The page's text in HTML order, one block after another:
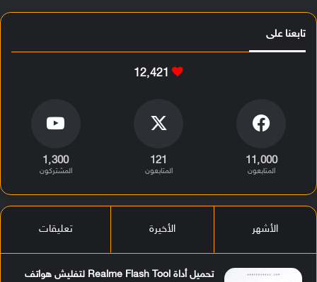
تابعنا على
12٬421
11٬000
المتابعون
121
المتابعون
1٬300
المشتركون
الأشهر الأخيرة تعليقات
تحميل أداة Realme Flash Tool لتفليش هواتف